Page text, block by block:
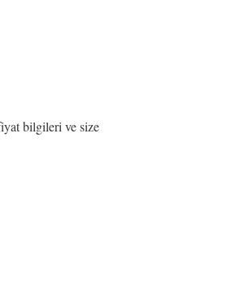
bilgileri ve size